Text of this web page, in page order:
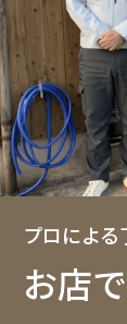
プロによ
お店